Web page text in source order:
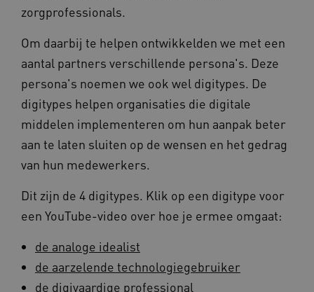
zorgprofessionals.
Om daarbij te helpen ontwikkelden we met een
aantal partners verschillende persona's. Deze
persona's noemen we ook wel digitypes. De
digitypes helpen organisaties die digitale
middelen implementeren om hun aanpak beter
aan te laten sluiten op de wensen en het gedrag
van hun medewerkers.
Dit zijn de 4 digitypes. Klik op een digitype voor
een YouTube-video over hoe je ermee omgaat:
de analoge idealist
de aarzelende technologiegebruiker
de digivaardige professional